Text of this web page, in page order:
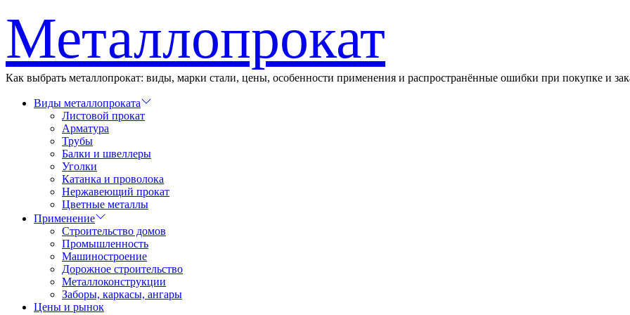
к
содержимому
Металлопрокат
Как выбрать металлопрокат: виды, марки стали, цены, особенности применения и распространённые ошибки при покупке и
Виды металлопроката
Листовой прокат
Арматура
Трубы
Балки и швеллеры
Уголки
Катанка и проволока
Нержавеющий прокат
Цветные металлы
Применение
Строительство домов
Промышленность
Машиностроение
Дорожное строительство
Металлоконструкции
Заборы, каркасы, ангары
Цены и рынок